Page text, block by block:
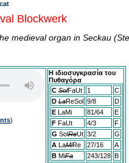
Blockwerk
medieval organ in Seckau
)
Η ιδιοσυγκρασία του
Πυθαγόρα
C SolFaUt 1
C
D LaReSol 9/8
D
E LaMi 81/64
E
F FaUt 4/3
F
G SolReUt 3/2
G
A LaMiRe 27/16
A
B MiFa 243/128 B